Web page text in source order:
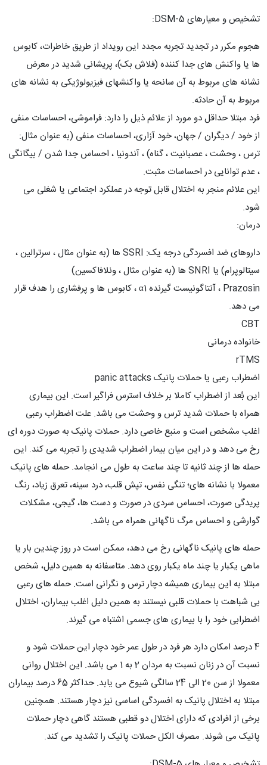
تشخیص و معیارهای DSM-5:
هجوم مکرر در تجدید تجربه مجدد این رویداد از طریق خاطرات، کابوس
ها یا واکنش های جدا کننده (فلاش بک)، پریشانی شدید در معرض
نشانه های مربوط به آن سانحه یا واکنشهای فیزیولوژیکی به نشانه های
مربوط به آن حادثه.
فرد مبتلا حداقل دو مورد از علائم ذیل را دارد: فراموشی، احساسات منفی
از خود / دیگران / جهان، خود آزاری، احساسات منفی (به عنوان مثال:
ترس ، وحشت ، عصبانیت ، گناه) ، آندونیا ، احساس جدا شدن / بیگانگی
، عدم توانایی در احساسات مثبت.
این علائم منجر به اختلال قابل توجه در عملکرد اجتماعی یا شغلی می
شود.
درمان:
داروهای ضد افسردگی درجه یک: SSRI ها (به عنوان مثال ، سرترالین ،
سیتالوپرام) یا SNRI ها (به عنوان مثال ، ونلافاکسین)
Prazosin ، آنتاگونیست گیرنده α1 ، کابوس ها و پرفشاری را هدف قرار
می دهد.
CBT
خانواده درمانی
rTMS
اضطراب رعبی یا حملات پانیک panic attacks
این بُعد از اضطراب کاملا بر خلاف استرس فراگیر است. این بیماری
همراه با حملات شدید ترس و وحشت می باشد. علت اضطراب رعبی
اغلب مشخص است و منبع خاصی دارد. حملات پانیک به صورت دوره ای
رخ می دهد و در این میان بیمار اضطراب شدیدی را تجربه می کند. این
حمله ها از چند ثانیه تا چند ساعت به طول می انجامد. حمله های پانیک
معمولا با نشانه های؛ تنگی نفس، تپش قلب، درد سینه، تعرق زیاد، رنگ
پریدگی صورت، احساس سردی در صورت و دست ها، گیجی، مشکلات
گوارشی و احساس مرگ ناگهانی همراه می باشد.
حمله های پانیک ناگهانی رخ می دهد، ممکن است در روز چندین بار یا
ماهی یکبار یا چند ماه یکبار روی دهد. متاسفانه به همین دلیل، شخص
مبتلا به این بیماری همیشه دچار ترس و نگرانی است. حمله های رعبی
بی شباهت با حملات قلبی نیستند به همین دلیل اغلب بیماران، اختلال
اضطرابی خود را با بیماری های جسمی اشتباه می گیرند.
4 درصد امکان دارد هر فرد در طول عمر خود دچار این حملات شود و
نسبت آن در زنان نسبت به مردان 2 به 1 می باشد. این اختلال روانی
معمولا از سن 20 الی 24 سالگی شیوع می یابد. حداکثر 65 درصد بیماران
مبتلا به اختلال پانیک به افسردگی اساسی نیز دچار هستند. همچنین
برخی از افرادی که دارای اختلال دو قطبی هستند گاهی دچار حملات
پانیک می شوند. مصرف الکل حملات پانیک را تشدید می کند.